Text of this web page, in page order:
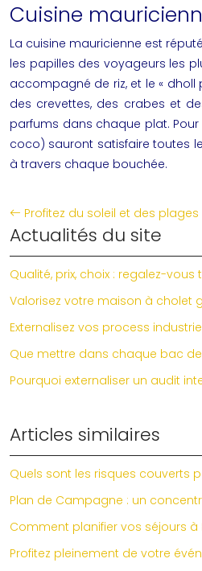
Cuisine
La cuisine mauricienne est
les papilles des voyageurs les
accompagné de riz, et le « dholl
des crevettes, des crabes et
parfums dans chaque plat.
coco) sauront satisfaire toutes
à travers chaque bouchée.
Profitez du soleil et des
Actualités du site
Qualité, prix, choix : regalez-
Valorisez votre maison à cholet
Externalisez vos process
Que mettre dans chaque bac
Pourquoi externaliser un audit
Articles similaires
Quels sont les risques couverts
Plan de Campagne : un
Comment planifier vos séjours à
Profitez pleinement de votre